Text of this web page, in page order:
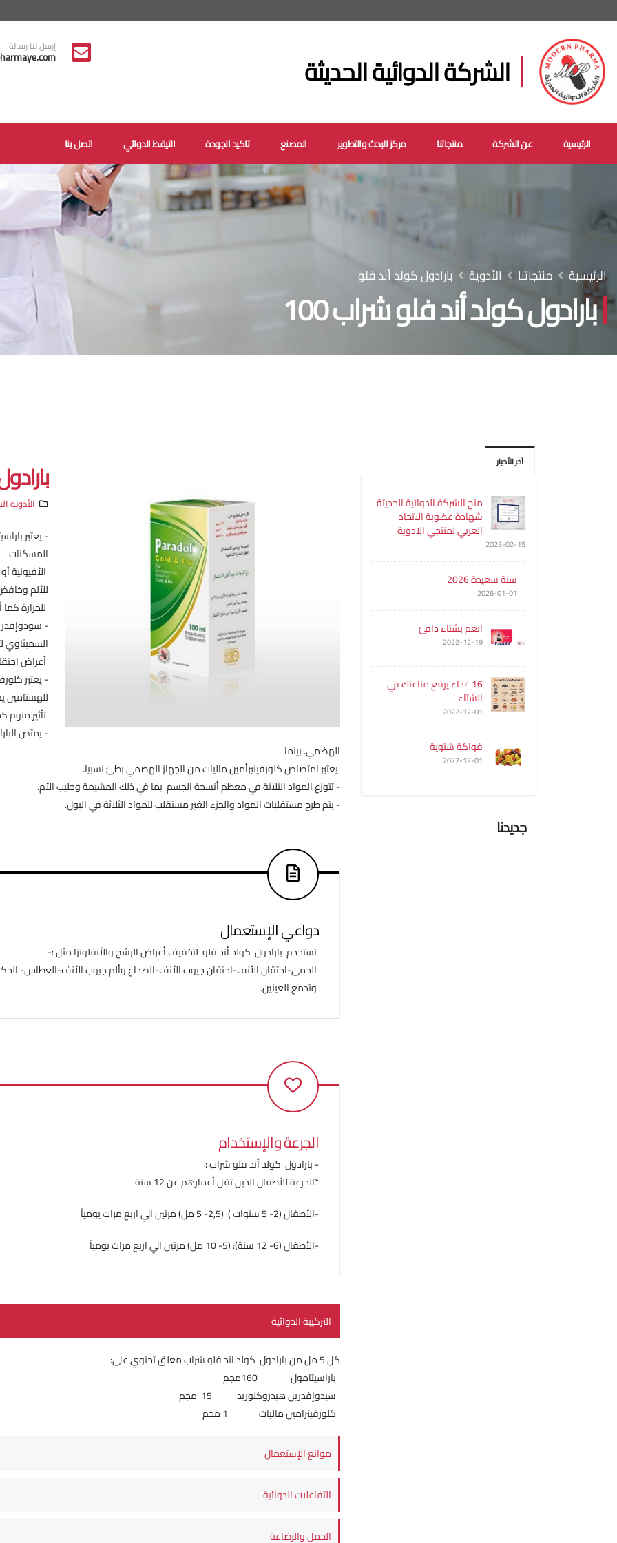
الشركة الدوائية الحديثة
إرسل لنا رسالة
الرئيسية عن الشركة منتجاتنا مركز البحث والتطوير المصنع تاكيد الجودة التيقظ الدوائي اتصل بنا
بارادول كولد أند فلو شراب 100
الرئيسية منتجاتنا الأدوية بارادول كولد أند فلو
آخر الأخبار
منح الشركة الدوائية الحديثة
شهادة عضوية الاتحاد
العربي لمنتجي الادوية
2023-02-15
سنة سعيدة 2026
2026-01-01
انعم بشتاء دافئ
2022-12-19
16 غذاء يرفع مناعتك في
الشتاء
2022-12-01
فواكة شتوية
2022-12-01
جديدنا
الأدوية
- يعتبر
المسكنات
الأفيونية
للألم
للحرارة
-
أعراض
- يعتبر
للهستامين
تأثير منوم
- يمتص
الهضمي. بينما
يعتبر امتصاص كلورفينيرأمين ماليات من الجهاز الهضمي بطئ نسبيا.
- تتوزع المواد الثلاثة في معظم أنسجة الجسم بما في ذلك المشيمة وحليب الأم.
- يتم طرح مستقلبات المواد والجزء الغير مستقلب للمواد الثلاثة في البول.
دواعي الإستعمال
تستخدم بارادول كولد أند فلو لتخفيف أعراض الرشح والأنفلونزا مثل :-
الحمى-احتقان الأنف-احتقان جيوب الأنف-الصداع وألم جيوب الأنف-العطاس-
وتدمع العينين.
الجرعة والإستخدام
- بارادول كولد أند فلو شراب :
*الجرعة للأطفال الذين تقل أعمارهم عن 12 سنة
-الأطفال (2- 5 سنوات ): (2,5- 5 مل) مرتين الي اربع مرات يومياً
-الأطفال (6- 12 سنة): (5- 10 مل) مرتين الي اربع مرات يومياً
التركيبة الدوائية
كل 5 مل من بارادول كولد اند فلو شراب معلق تحتوي على:
باراسيتامول 160مجم
سيدوإفدرين هيدروكلوريد 15 مجم
كلورفينرامين ماليات 1 مجم
موانع الإستعمال
التفاعلات الدوائية
الحمل والرضاعة